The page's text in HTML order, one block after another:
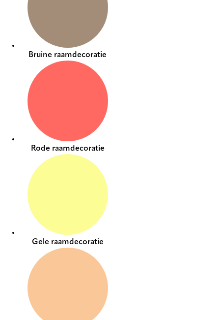
Bruine raamdecoratie
Rode raamdecoratie
Gele raamdecoratie